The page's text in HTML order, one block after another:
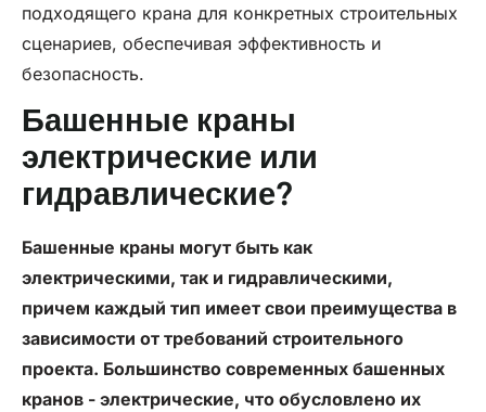
подходящего крана для конкретных строительных
сценариев, обеспечивая эффективность и
безопасность.
Башенные краны
электрические или
гидравлические?
Башенные краны могут быть как
электрическими, так и гидравлическими,
причем каждый тип имеет свои преимущества в
зависимости от требований строительного
проекта. Большинство современных башенных
кранов - электрические, что обусловлено их